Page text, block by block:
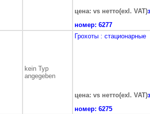
цена: vs нетто(exl. VAT)
номер: 6277
kein Typ
angegeben
Грохоты : стационарные
цена: vs нетто(exl. VAT)
номер: 6275